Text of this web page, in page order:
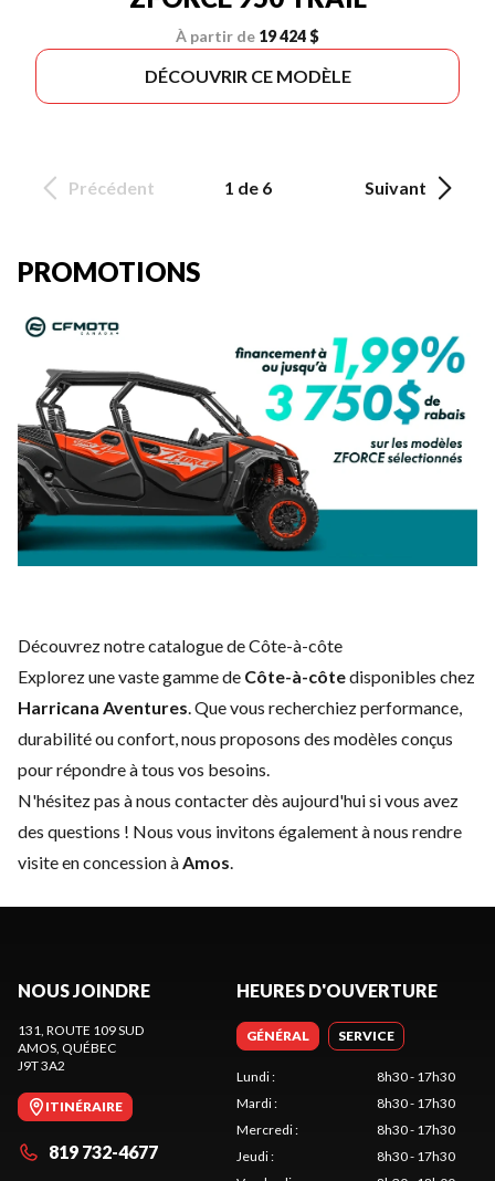
À partir de 19 424 $
DÉCOUVRIR CE MODÈLE
Précédent 1 de 6 Suivant
PROMOTIONS
Découvrez notre catalogue de Côte-à-côte
Explorez une vaste gamme de Côte-à-côtedisponibles chez
Harricana Aventures. Que vous recherchiez performance,
durabilité ou confort, nous proposons des modèles conçus
pour répondre à tous vos besoins.
N'hésitez pas ànous contacterdès aujourd'hui si vous avez
des questions ! Nous vous invitons également à nous rendre
visite en concession àAmos.
NOUS JOINDRE
131, ROUTE 109 SUD
AMOS, QUÉBEC
J9T 3A2
ITINÉRAIRE
819 732-4677
HEURES D'OUVERTURE
GÉNÉRAL SERVICE
Lundi:
8h30 - 17h30
Mardi:
8h30 - 17h30
Mercredi:
8h30 - 17h30
Jeudi:
8h30 - 17h30